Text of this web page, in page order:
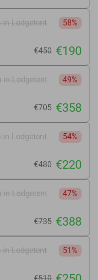
in Lodgetent
58%
€450 €190
in Lodgetent
49%
€705 €358
in Lodgetent
54%
€480 €220
in Lodgetent
47%
€735 €388
in Lodgetent
51%